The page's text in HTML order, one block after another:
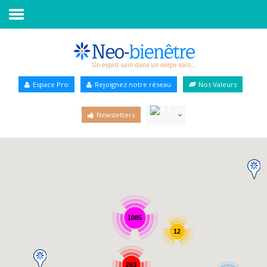
Annuaire Bien-être
Espace Pro Rejoignez notre réseau Nos Valeurs
Newsletters
1085
263
12